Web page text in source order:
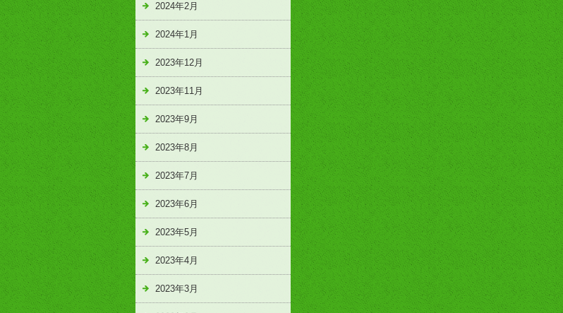
2024年2月
2024年1月
2023年12月
2023年11月
2023年9月
2023年8月
2023年7月
2023年6月
2023年5月
2023年4月
2023年3月